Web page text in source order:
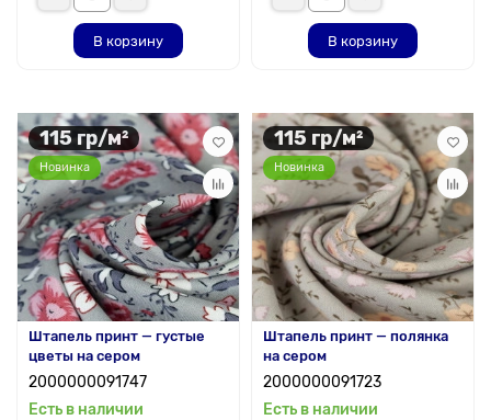
В корзину В корзину
115 гр/м²
Новинка
Штапель принт — густые
цветы на сером
2000000091747
Есть в наличии
115 гр/м²
Новинка
Штапель принт — полянка
на сером
2000000091723
Есть в наличии